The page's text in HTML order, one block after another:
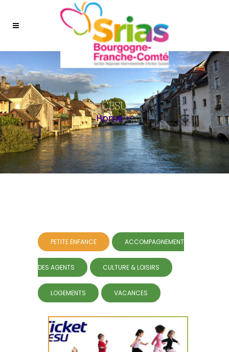
CESU
Home>
PETITE ENFANCE ACCOMPAGNEMENT
DES AGENTS CULTURE & LOISIRS
LOGEMENTS VACANCES